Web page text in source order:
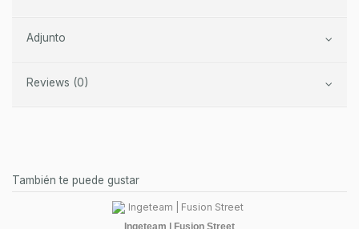
Adjunto
Reviews (0)
También te puede gustar
Ingeteam | Fusion Street